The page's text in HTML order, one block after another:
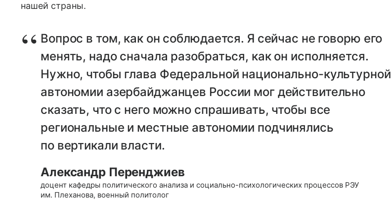
нашей страны.
Вопрос в том, как он соблюдается. Я сейчас не говорю его
менять, надо сначала разобраться, как он исполняется.
Нужно, чтобы глава Федеральной национально-культурной
автономии азербайджанцев России мог действительно
сказать, что с него можно спрашивать, чтобы все
региональные и местные автономии подчинялись
по вертикали власти.
Александр Перенджиев
доцент кафедры политического анализа и социально-психологических процессов РЭУ
им. Плеханова, военный политолог